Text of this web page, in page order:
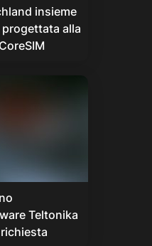
insieme
alla
Teltonika